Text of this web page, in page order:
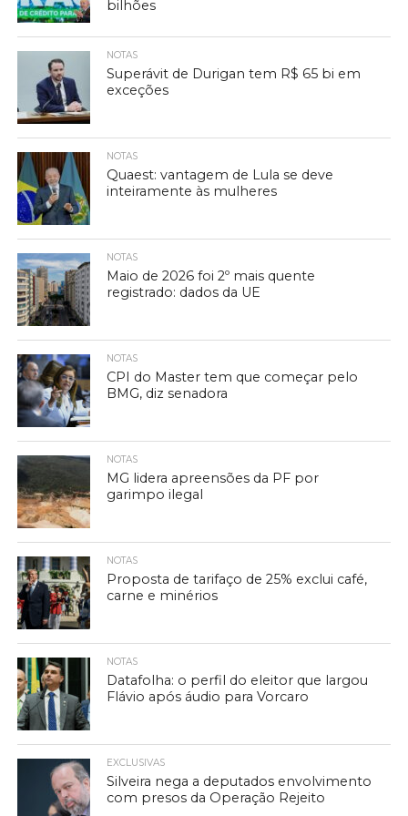
bilhões
NOTAS
Superávit de Durigan tem R$ 65 bi em
exceções
NOTAS
Quaest: vantagem de Lula se deve
inteiramente às mulheres
NOTAS
Maio de 2026 foi 2º mais quente
registrado: dados da UE
NOTAS
CPI do Master tem que começar pelo
BMG, diz senadora
NOTAS
MG lidera apreensões da PF por
garimpo ilegal
NOTAS
Proposta de tarifaço de 25% exclui café,
carne e minérios
NOTAS
Datafolha: o perfil do eleitor que largou
Flávio após áudio para Vorcaro
EXCLUSIVAS
Silveira nega a deputados envolvimento
com presos da Operação Rejeito